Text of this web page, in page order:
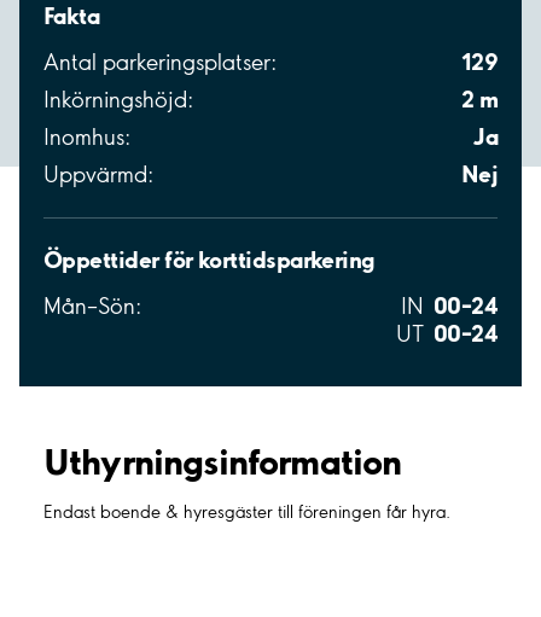
Fakta
Antal parkeringsplatser: 129
Inkörningshöjd: 2 m
Inomhus: Ja
Uppvärmd: Nej
Öppettider för korttidsparkering
Mån–Sön: IN 00–24
UT 00–24
Uthyrnings­information
Endast boende & hyresgäster till föreningen får hyra.